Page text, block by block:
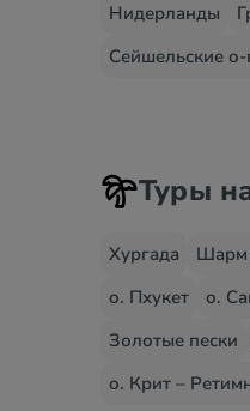
Нидерланды
Сейшельские о-
Туры
Хургада Шарм
о. Пхукет
о.
Золотые пески
о. Крит –